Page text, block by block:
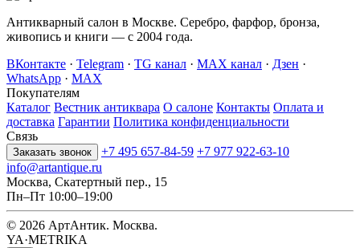
Антикварный салон в Москве. Серебро, фарфор, бронза,
живопись и книги — с 2004 года.
ВКонтакте · Telegram · TG канал · MAX канал · Дзен ·
WhatsApp · MAX
Покупателям
Каталог Вестник антиквара О салоне Контакты Оплата и
доставка Гарантии Политика конфиденциальности
Связь
Заказать звонок +7 495 657-84-59 +7 977 922-63-10
info@artantique.ru
Москва, Скатертный пер., 15
Пн–Пт 10:00–19:00
© 2026 АртАнтик. Москва.
YA·METRIKA